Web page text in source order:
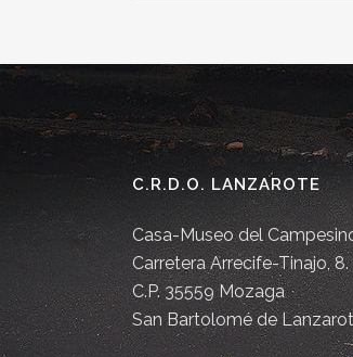
C.R.D.O. LANZAROTE
Casa-Museo del
Carretera Arrecife-Tinajo, 8.
C.P. 35559 Mozaga
San Bartolomé de